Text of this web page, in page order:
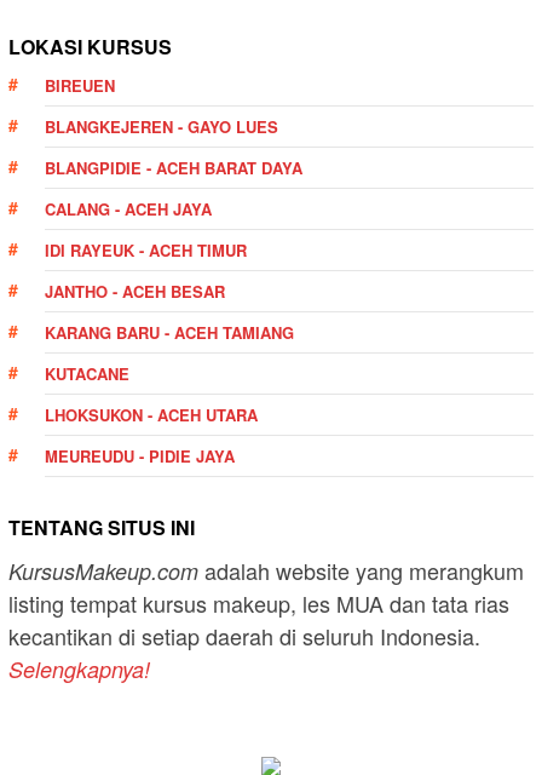
LOKASI KURSUS
BIREUEN
BLANGKEJEREN - GAYO LUES
BLANGPIDIE - ACEH BARAT DAYA
CALANG - ACEH JAYA
IDI RAYEUK - ACEH TIMUR
JANTHO - ACEH BESAR
KARANG BARU - ACEH TAMIANG
KUTACANE
LHOKSUKON - ACEH UTARA
MEUREUDU - PIDIE JAYA
TENTANG SITUS INI
KursusMakeup.com adalah website yang merangkum
listing tempat kursus makeup, les MUA dan tata rias
kecantikan di setiap daerah di seluruh Indonesia.
Selengkapnya!